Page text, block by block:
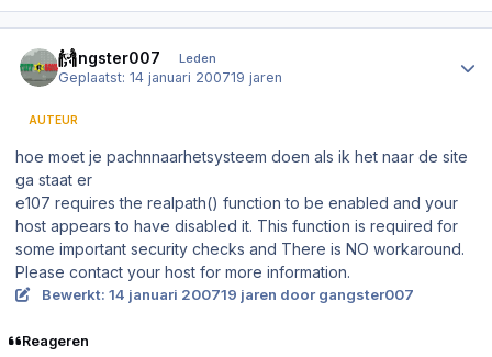
gangster007 Leden
Geplaatst:14 januari 200719 jaren
AUTEUR
hoe moet je pachnnaarhetsysteem doen als ik het naar de site
ga staat er
e107 requires the realpath() function to be enabled and your
host appears to have disabled it. This function is required for
some important security checks and There is NO workaround.
Please contact your host for more information.
Bewerkt: 14 januari 200719 jaren door gangster007
Reageren